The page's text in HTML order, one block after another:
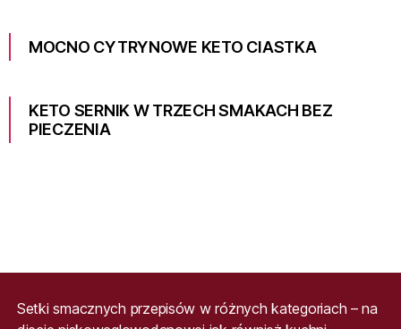
MOCNO CYTRYNOWE KETO CIASTKA
KETO SERNIK W TRZECH SMAKACH BEZ
PIECZENIA
Setki smacznych przepisów w różnych kategoriach – na